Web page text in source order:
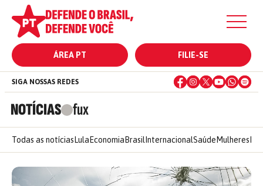
ÁREA PT FILIE-SE
NOTÍCIAS fux
SIGA NOSSAS REDES
Todas as notícias Lula Economia Brasil InternacionalSaúde Mulheres